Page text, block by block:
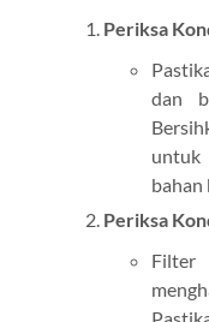
Periksa
dan
bahan
Periksa